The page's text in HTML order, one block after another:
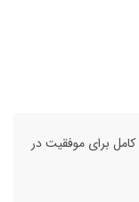
برای موفقیت در